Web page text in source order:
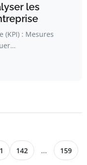
les
(KPI) : Mesures
142 ... 159